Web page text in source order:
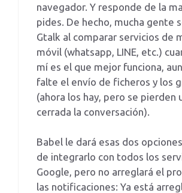
navegador. Y responde de la
pides. De hecho, mucha gente
Gtalk al comparar servicios de
móvil (whatsapp, LINE, etc.)
mí es el que mejor funciona,
falte el envío de ficheros y los
(ahora los hay, pero se pierden
cerrada la conversación).
Babel le dará esas dos
de integrarlo con todos los
Google, pero no arreglará el
las notificaciones: Ya está